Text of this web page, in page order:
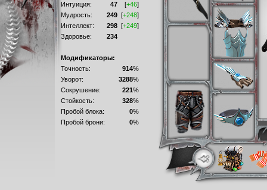
Интуиция:
47 [+46]
Мудрость:
249 [+248]
Интеллект:
298 [+249]
Здоровье:
234
Модификаторы:
Точность:
914%
Уворот:
3288%
Сокрушение:
221%
Стойкость:
328%
Пробой блока:
0%
Пробой брони:
0%